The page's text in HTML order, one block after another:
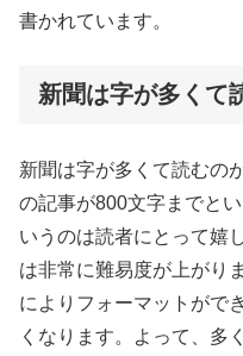
書かれています。
新聞は字が多くて
新聞は字が多くて読むの
の記事が800文字までと
いうのは読者にとって嬉
は非常に難易度が上がり
によりフォーマットがで
くなります。よって、多